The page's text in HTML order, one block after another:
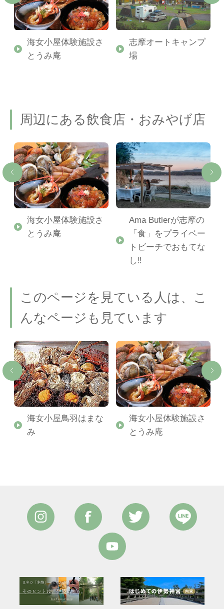
海女小屋体験施設さ
とうみ庵
志摩オートキャンプ
場
周辺にある飲食店・おみやげ店
海女小屋体験施設さ
とうみ庵
Ama Butlerが志摩の
「食」をプライベー
トビーチでおもてな
し‼
このページを見ている人は、こ
んなページも見ています
海女小屋鳥羽はまな
み
海女小屋体験施設さ
とうみ庵